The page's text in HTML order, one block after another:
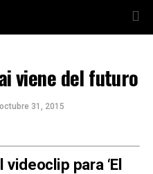
viene del futuro
octubre 31, 2015
para ‘El